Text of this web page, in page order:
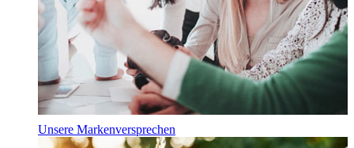
Unsere Markenversprechen